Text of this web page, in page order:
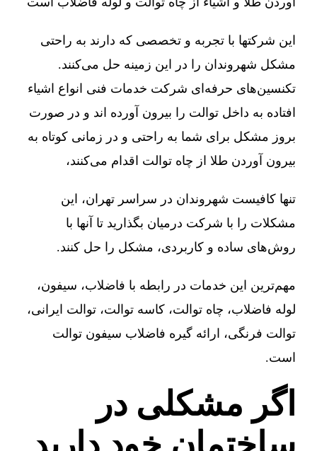
این شرکتها با تجربه و تخصصی که دارند به راحتی
مشکل شهروندان را در این زمینه حل می‌کنند.
تکنسین‌های حرفه‌ای شرکت خدمات فنی انواع اشیاء
افتاده به داخل توالت را بیرون آورده اند و در صورت
بروز مشکل برای شما به راحتی و در زمانی کوتاه به
بیرون آوردن طلا از چاه توالت اقدام می‌کنند،
تنها کافیست شهروندان در سراسر تهران، این
مشکلات را با شرکت درمیان بگذارید تا آنها با
روش‌های ساده و کاربردی، مشکل را حل کنند.
مهم‌ترین این خدمات در رابطه با فاضلاب، سیفون،
لوله فاضلاب، چاه توالت، کاسه توالت، توالت ایرانی،
توالت فرنگی، ارائه گیره فاضلاب سیفون توالت
است.
اگر مشکلی در